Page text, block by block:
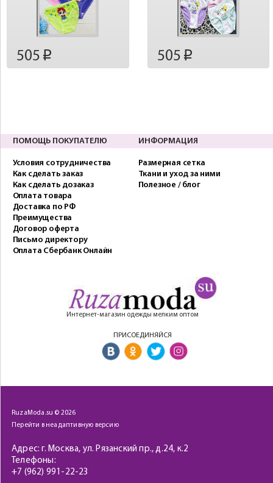
505 p 505 p
ПОМОЩЬ ПОКУПАТЕЛЮ
Условия сотрудничества
Как сделать заказ
Как сделать дозаказ
Оплата товара
Доставка по РФ
Преимущества
Договор оферта
Письмо директору
Оплата Сбербанк Онлайн
ИНФОРМАЦИЯ
Размерная сетка
Ткани и уход за ними
Полезное / блог
Интернет-магазин одежды мелким оптом
ПРИСОЕДИНЯЙСЯ
RuzaModa.su © 2026
Перейти в неадаптивную версию
Адрес: г. Москва, ул. Рязанский пр., д.24, к.2
Телефоны:
+7 (962) 991-22-23